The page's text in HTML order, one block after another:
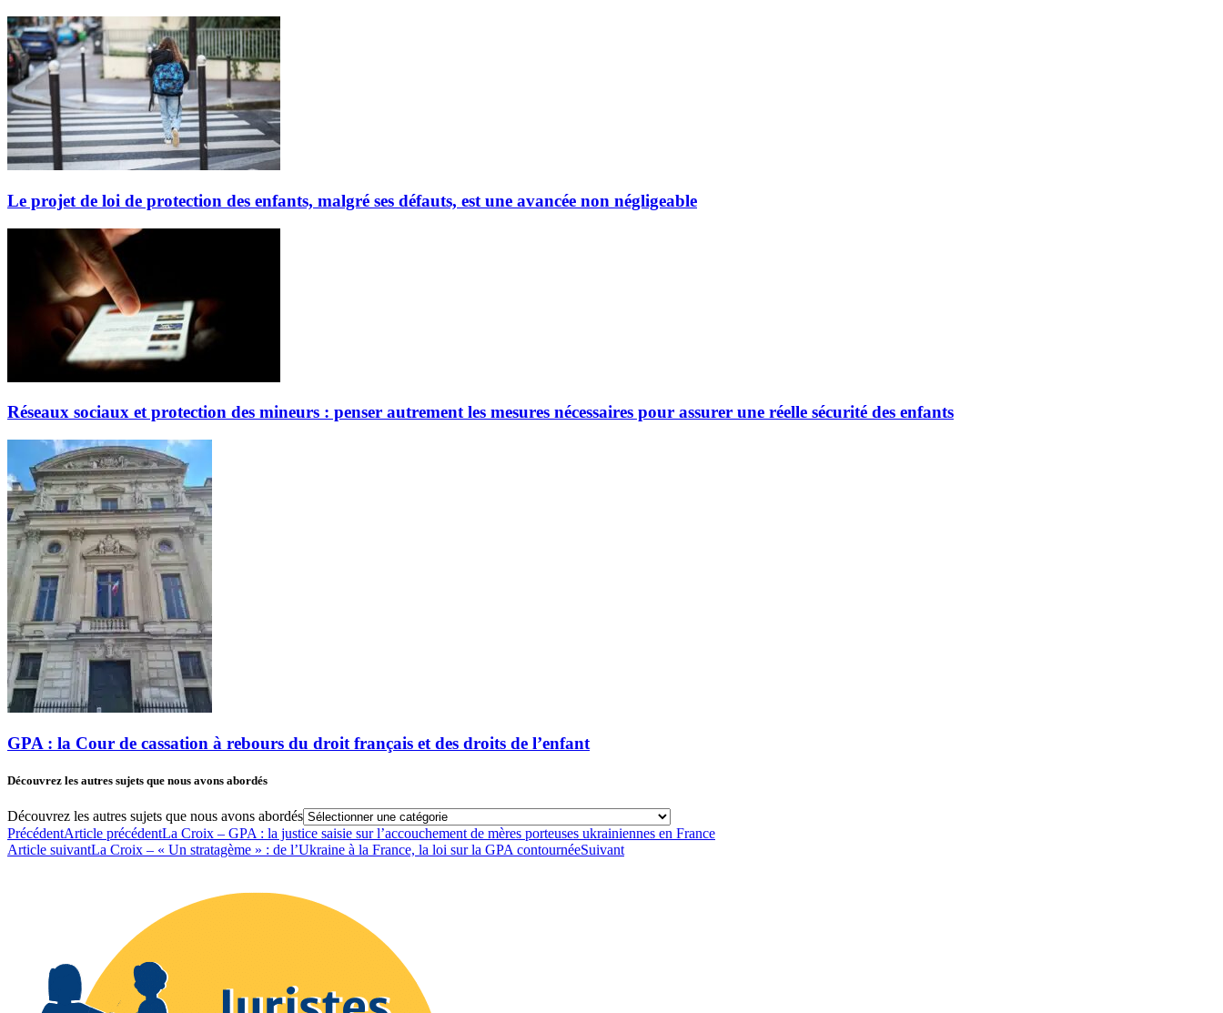
Le projet de loi de protection des enfants, malgré ses défauts, est une avancée non négligeable
Réseaux sociaux et protection des mineurs : penser autrement les mesures nécessaires pour assurer une réelle sécurité des enfants
GPA : la Cour de cassation à rebours du droit français et des droits de l’enfant
Découvrez les autres sujets que nous avons abordés
Découvrez les autres sujets que nous avons abordés
PrécédentArticle précédentLa Croix – GPA : la justice saisie sur l’accouchement de mères porteuses ukrainiennes en France
Article suivantLa Croix – « Un stratagème » : de l’Ukraine à la France, la loi sur la GPA contournéeSuivant